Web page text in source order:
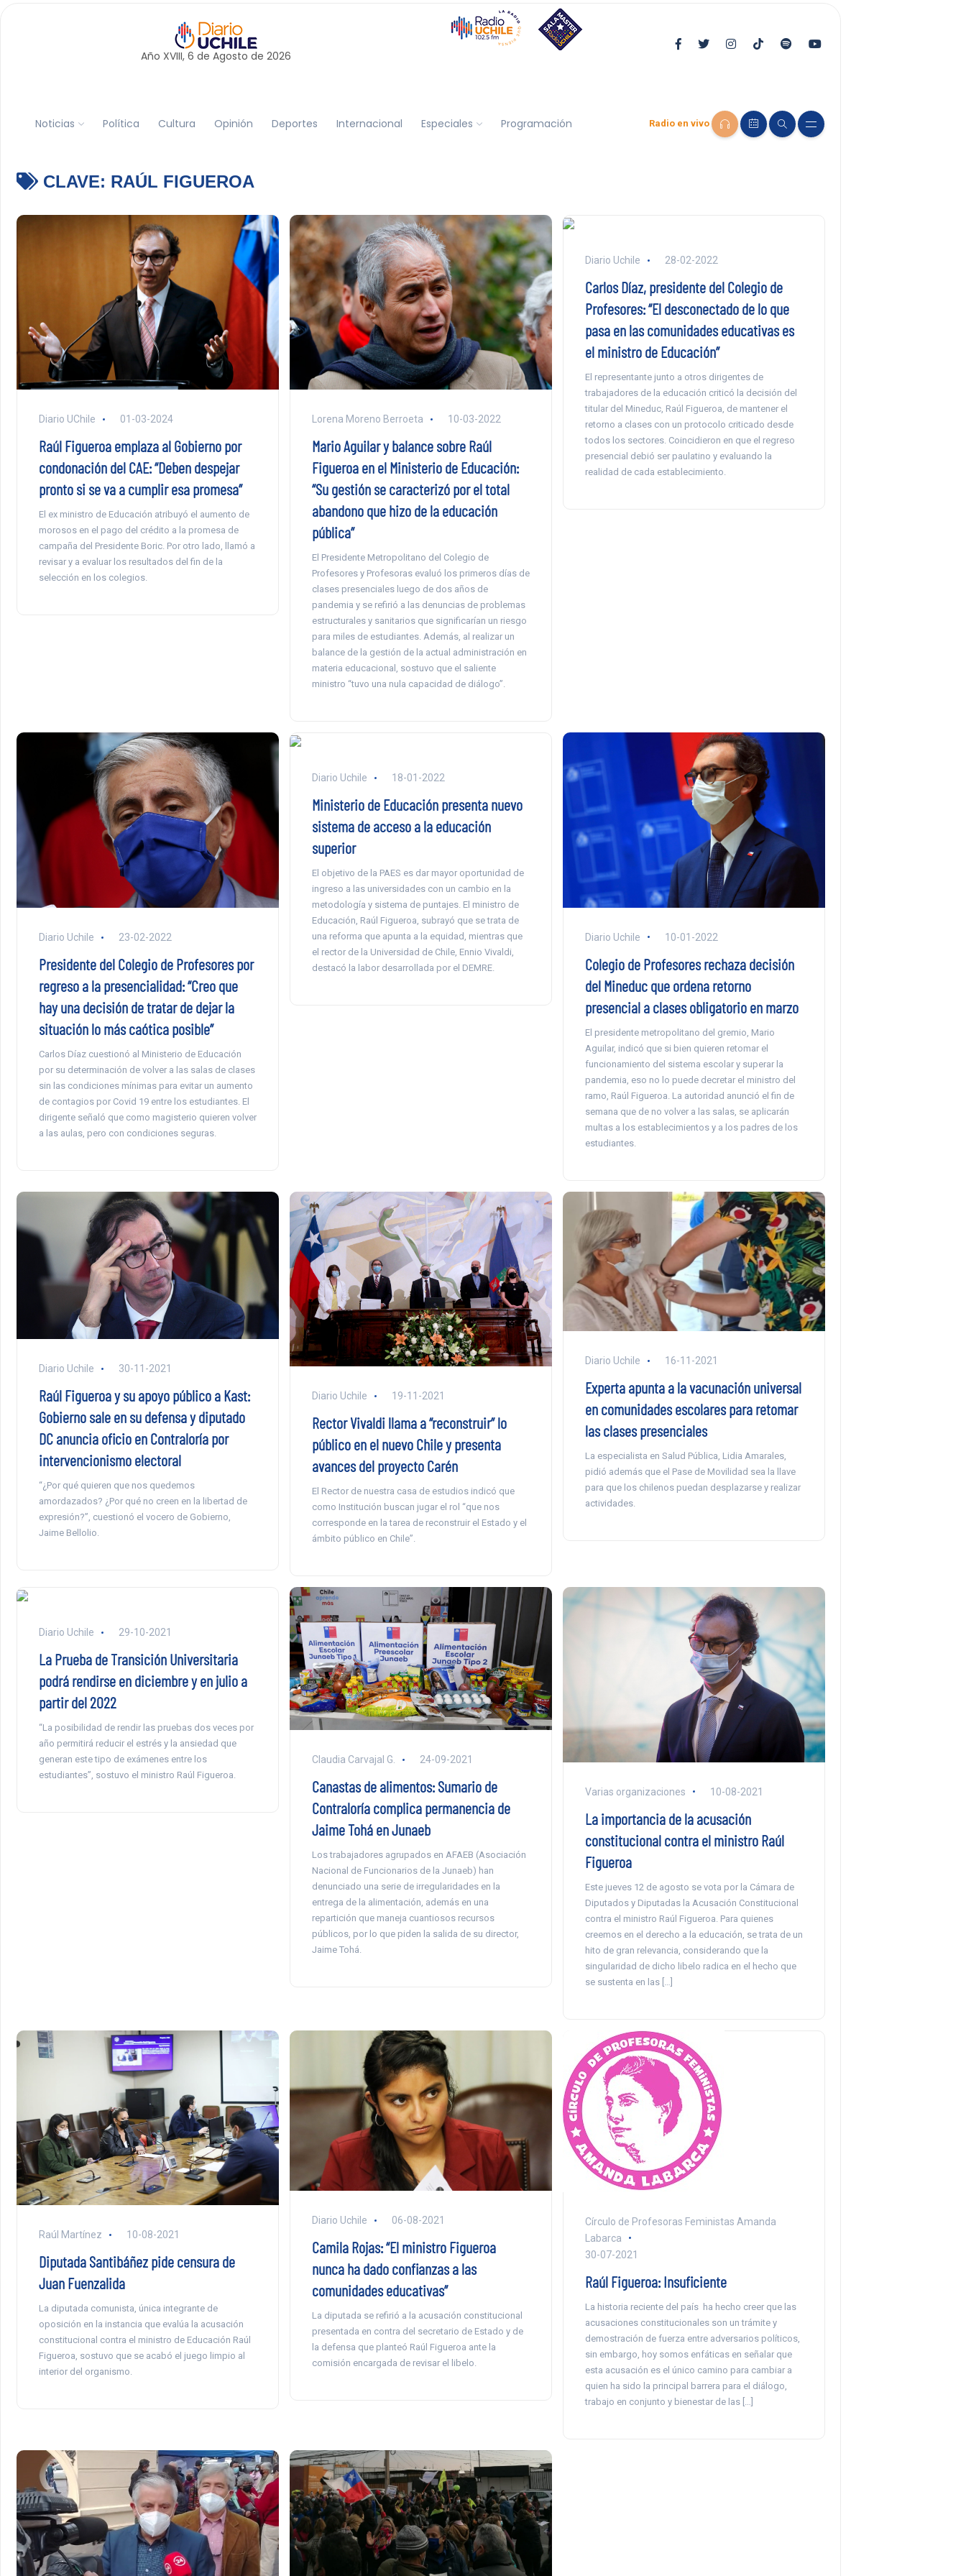
Año XVIII, 6 de Agosto de 2026
Noticias Política Cultura Opinión Deportes Internacional Especiales Programación Radio en vivo
CLAVE: RAÚL FIGUEROA
Diario UChile 01-03-2024
Raúl Figueroa emplaza al Gobierno por
condonación del CAE: “Deben despejar
pronto si se va a cumplir esa promesa”
El ex ministro de Educación atribuyó el aumento de
morosos en el pago del crédito a la promesa de
campaña del Presidente Boric. Por otro lado, llamó a
revisar y a evaluar los resultados del fin de la
selección en los colegios.
Lorena Moreno Berroeta 10-03-2022
Mario Aguilar y balance sobre Raúl
Figueroa en el Ministerio de Educación:
“Su gestión se caracterizó por el total
abandono que hizo de la educación
pública”
El Presidente Metropolitano del Colegio de
Profesores y Profesoras evaluó los primeros días de
clases presenciales luego de dos años de
pandemia y se refirió a las denuncias de problemas
estructurales y sanitarios que significarían un riesgo
para miles de estudiantes. Además, al realizar un
balance de la gestión de la actual administración en
materia educacional, sostuvo que el saliente
ministro “tuvo una nula capacidad de diálogo”.
Diario Uchile 28-02-2022
Carlos Díaz, presidente del Colegio de
Profesores: “El desconectado de lo que
pasa en las comunidades educativas es
el ministro de Educación”
El representante junto a otros dirigentes de
trabajadores de la educación criticó la decisión del
titular del Mineduc, Raúl Figueroa, de mantener el
retorno a clases con un protocolo criticado desde
todos los sectores. Coincidieron en que el regreso
presencial debió ser paulatino y evaluando la
realidad de cada establecimiento.
Diario Uchile 23-02-2022
Presidente del Colegio de Profesores por
regreso a la presencialidad: “Creo que
hay una decisión de tratar de dejar la
situación lo más caótica posible”
Carlos Díaz cuestionó al Ministerio de Educación
por su determinación de volver a las salas de clases
sin las condiciones mínimas para evitar un aumento
de contagios por Covid 19 entre los estudiantes. El
dirigente señaló que como magisterio quieren volver
a las aulas, pero con condiciones seguras.
Diario Uchile 18-01-2022
Ministerio de Educación presenta nuevo
sistema de acceso a la educación
superior
El objetivo de la PAES es dar mayor oportunidad de
ingreso a las universidades con un cambio en la
metodología y sistema de puntajes. El ministro de
Educación, Raúl Figueroa, subrayó que se trata de
una reforma que apunta a la equidad, mientras que
el rector de la Universidad de Chile, Ennio Vivaldi,
destacó la labor desarrollada por el DEMRE.
Diario Uchile 10-01-2022
Colegio de Profesores rechaza decisión
del Mineduc que ordena retorno
presencial a clases obligatorio en marzo
El presidente metropolitano del gremio, Mario
Aguilar, indicó que si bien quieren retomar el
funcionamiento del sistema escolar y superar la
pandemia, eso no lo puede decretar el ministro del
ramo, Raúl Figueroa. La autoridad anunció el fin de
semana que de no volver a las salas, se aplicarán
multas a los establecimientos y a los padres de los
estudiantes.
Diario Uchile 30-11-2021
Raúl Figueroa y su apoyo público a Kast:
Gobierno sale en su defensa y diputado
DC anuncia oficio en Contraloría por
intervencionismo electoral
“¿Por qué quieren que nos quedemos
amordazados? ¿Por qué no creen en la libertad de
expresión?”, cuestionó el vocero de Gobierno,
Jaime Bellolio.
Diario Uchile 19-11-2021
Rector Vivaldi llama a “reconstruir” lo
público en el nuevo Chile y presenta
avances del proyecto Carén
El Rector de nuestra casa de estudios indicó que
como Institución buscan jugar el rol “que nos
corresponde en la tarea de reconstruir el Estado y el
ámbito público en Chile”.
Diario Uchile 16-11-2021
Experta apunta a la vacunación universal
en comunidades escolares para retomar
las clases presenciales
La especialista en Salud Pública, Lidia Amarales,
pidió además que el Pase de Movilidad sea la llave
para que los chilenos puedan desplazarse y realizar
actividades.
Diario Uchile 29-10-2021
La Prueba de Transición Universitaria
podrá rendirse en diciembre y en julio a
partir del 2022
“La posibilidad de rendir las pruebas dos veces por
año permitirá reducir el estrés y la ansiedad que
generan este tipo de exámenes entre los
estudiantes”, sostuvo el ministro Raúl Figueroa.
Claudia Carvajal G. 24-09-2021
Canastas de alimentos: Sumario de
Contraloría complica permanencia de
Jaime Tohá en Junaeb
Los trabajadores agrupados en AFAEB (Asociación
Nacional de Funcionarios de la Junaeb) han
denunciado una serie de irregularidades en la
entrega de la alimentación, además en una
repartición que maneja cuantiosos recursos
públicos, por lo que piden la salida de su director,
Jaime Tohá.
Varias organizaciones 10-08-2021
La importancia de la acusación
constitucional contra el ministro Raúl
Figueroa
Este jueves 12 de agosto se vota por la Cámara de
Diputados y Diputadas la Acusación Constitucional
contra el ministro Raúl Figueroa. Para quienes
creemos en el derecho a la educación, se trata de un
hito de gran relevancia, considerando que la
singularidad de dicho libelo radica en el hecho que
se sustenta en las […]
Raúl Martínez 10-08-2021
Diputada Santibáñez pide censura de
Juan Fuenzalida
La diputada comunista, única integrante de
oposición en la instancia que evalúa la acusación
constitucional contra el ministro de Educación Raúl
Figueroa, sostuvo que se acabó el juego limpio al
interior del organismo.
Diario Uchile 06-08-2021
Camila Rojas: “El ministro Figueroa
nunca ha dado confianzas a las
comunidades educativas”
La diputada se refirió a la acusación constitucional
presentada en contra del secretario de Estado y de
la defensa que planteó Raúl Figueroa ante la
comisión encargada de revisar el libelo.
Círculo de Profesoras Feministas Amanda
Labarca
30-07-2021
Raúl Figueroa: Insuficiente
La historia reciente del país ha hecho creer que las
acusaciones constitucionales son un trámite y
demostración de fuerza entre adversarios políticos,
sin embargo, hoy somos enfáticas en señalar que
esta acusación es el único camino para cambiar a
quien ha sido la principal barrera para el diálogo,
trabajo en conjunto y bienestar de las […]